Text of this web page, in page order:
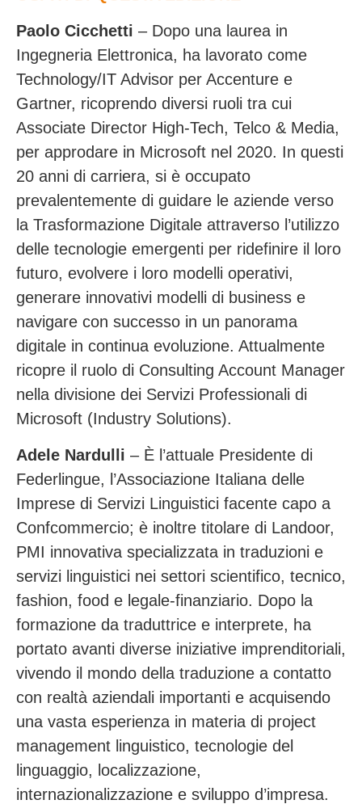
Paolo Cicchetti – Dopo una laurea in
Ingegneria Elettronica, ha lavorato come
Technology/IT Advisor per Accenture e
Gartner, ricoprendo diversi ruoli tra cui
Associate Director High-Tech, Telco & Media,
per approdare in Microsoft nel 2020. In questi
20 anni di carriera, si è occupato
prevalentemente di guidare le aziende verso
la Trasformazione Digitale attraverso l’utilizzo
delle tecnologie emergenti per ridefinire il loro
futuro, evolvere i loro modelli operativi,
generare innovativi modelli di business e
navigare con successo in un panorama
digitale in continua evoluzione. Attualmente
ricopre il ruolo di Consulting Account Manager
nella divisione dei Servizi Professionali di
Microsoft (Industry Solutions).
Adele Nardulli – È l’attuale Presidente di
Federlingue, l’Associazione Italiana delle
Imprese di Servizi Linguistici facente capo a
Confcommercio; è inoltre titolare di Landoor,
PMI innovativa specializzata in traduzioni e
servizi linguistici nei settori scientifico, tecnico,
fashion, food e legale-finanziario. Dopo la
formazione da traduttrice e interprete, ha
portato avanti diverse iniziative imprenditoriali,
vivendo il mondo della traduzione a contatto
con realtà aziendali importanti e acquisendo
una vasta esperienza in materia di project
management linguistico, tecnologie del
linguaggio, localizzazione,
internazionalizzazione e sviluppo d’impresa.